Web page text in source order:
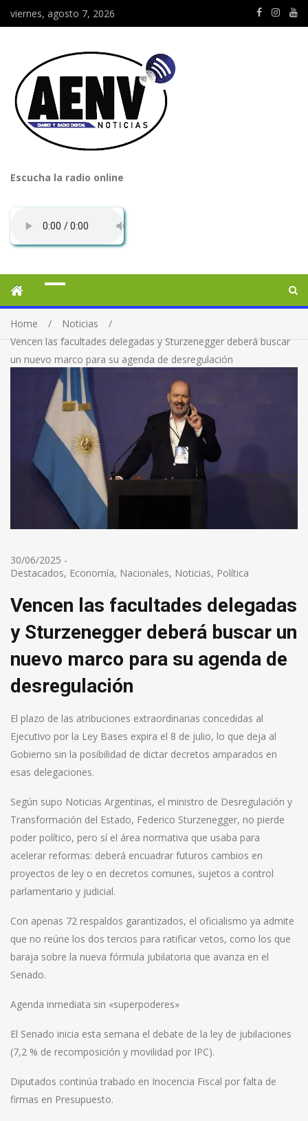
viernes, agosto 7, 2026
Escucha la radio online
Home
Noticias
Vencen las facultades delegadas y Sturzenegger deberá buscar
un nuevo marco para su agenda de desregulación
30/06/2025 -
Destacados, Economía, Nacionales, Noticias, Política
Vencen las facultades delegadas
y Sturzenegger deberá buscar un
nuevo marco para su agenda de
desregulación
El plazo de las atribuciones extraordinarias concedidas al
Ejecutivo por la Ley Bases expira el 8 de julio, lo que deja al
Gobierno sin la posibilidad de dictar decretos amparados en
esas delegaciones.
Según supo Noticias Argentinas, el ministro de Desregulación y
Transformación del Estado, Federico Sturzenegger, no pierde
poder político, pero sí el área normativa que usaba para
acelerar reformas: deberá encuadrar futuros cambios en
proyectos de ley o en decretos comunes, sujetos a control
parlamentario y judicial.
Con apenas 72 respaldos garantizados, el oficialismo ya admite
que no reúne los dos tercios para ratificar vetos, como los que
baraja sobre la nueva fórmula jubilatoria que avanza en el
Senado.
Agenda inmediata sin «superpoderes»
El Senado inicia esta semana el debate de la ley de jubilaciones
(7,2 % de recomposición y movilidad por IPC).
Diputados continúa trabado en Inocencia Fiscal por falta de
firmas en Presupuesto.